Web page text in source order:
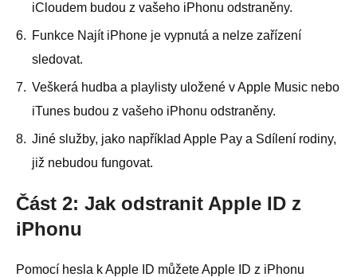
iCloudem budou z vašeho iPhonu odstraněny.
6. Funkce Najít iPhone je vypnutá a nelze zařízení
sledovat.
7. Veškerá hudba a playlisty uložené v Apple Music nebo
iTunes budou z vašeho iPhonu odstraněny.
8. Jiné služby, jako například Apple Pay a Sdílení rodiny,
již nebudou fungovat.
Část 2: Jak odstranit Apple ID z
iPhonu
Pomocí hesla k Apple ID můžete Apple ID z iPhonu